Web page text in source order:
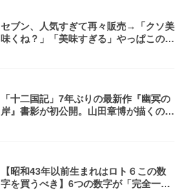
セブン、人気すぎて再々販売→「クソ美
味くね？」「美味すぎる」やっぱこのク
「十二国記」7年ぶりの最新作『幽冥の
岸』書影が初公開。山田章博が描くのは
【昭和43年以前生まれはロト６この数
字を買うべき】6つの数字が「完全一